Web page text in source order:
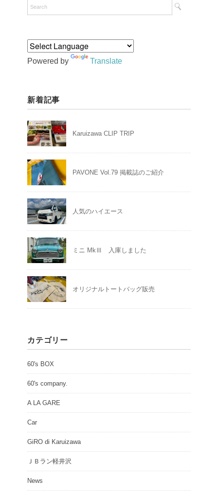
Powered by Translate
新着記事
Karuizawa CLIP TRIP
PAVONE Vol.79 掲載誌のご紹介
人気のハイエース
ミニ MkⅢ 入庫しました
オリジナルトートバッグ販売
カテゴリー
60's BOX
60's company.
A LA GARE
Car
GiRO di Karuizawa
ＪＢラン軽井沢
News